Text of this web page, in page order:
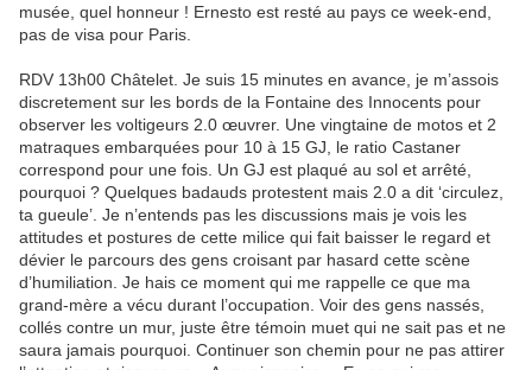
musée, quel honneur ! Ernesto est resté au pays ce week-end,
pas de visa pour Paris.
RDV 13h00 Châtelet. Je suis 15 minutes en avance, je m’assois
discretement sur les bords de la Fontaine des Innocents pour
observer les voltigeurs 2.0 œuvrer. Une vingtaine de motos et 2
matraques embarquées pour 10 à 15 GJ, le ratio Castaner
correspond pour une fois. Un GJ est plaqué au sol et arrêté,
pourquoi ? Quelques badauds protestent mais 2.0 a dit ‘circulez,
ta gueule’. Je n’entends pas les discussions mais je vois les
attitudes et postures de cette milice qui fait baisser le regard et
dévier le parcours des gens croisant par hasard cette scène
d’humiliation. Je hais ce moment qui me rappelle ce que ma
grand-mère a vécu durant l’occupation. Voir des gens nassés,
collés contre un mur, juste être témoin muet qui ne sait pas et ne
saura jamais pourquoi. Continuer son chemin pour ne pas attirer